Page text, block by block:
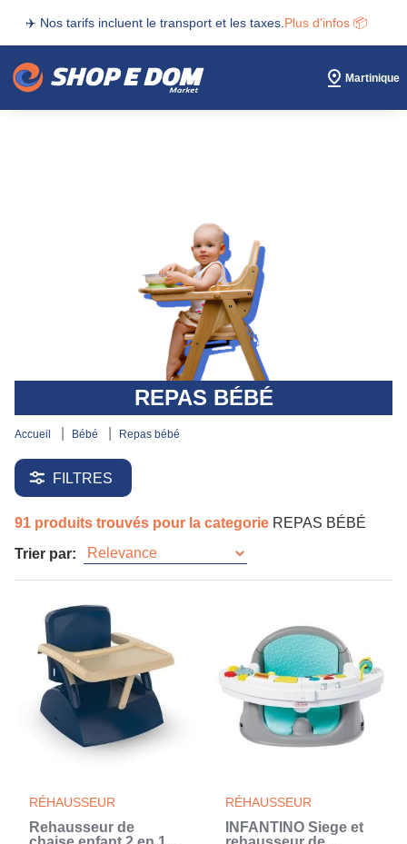
✈️ Nos tarifs incluent le transport et les taxes. Plus d'infos 📦
Martinique
REPAS BÉBÉ
accueil bébé repas bébé
FILTRES
91 produits trouvés pour la categorie REPAS BÉBÉ
Trier par:
RÉHAUSSEUR
Rehausseur de
RÉHAUSSEUR
INFANTINO Siege et